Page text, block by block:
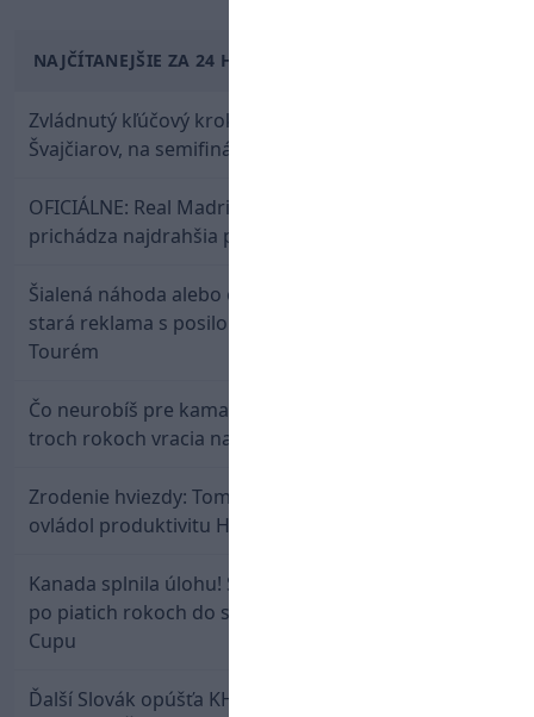
NAJČÍTANEJŠIE ZA 24 HODÍN
Zvládnutý kľúčový krok! Osemnástka zdolala
Švajčiarov, na semifinále potrebuje pomoc favorita
OFICIÁLNE: Real Madrid rozbil bank. Z Lipska
prichádza najdrahšia posila v klubovej histórii
Šialená náhoda alebo osud? Našla sa 11 rokov
stará reklama s posilou Slovana a trénerom
Tourém
Čo neurobíš pre kamaráta! Marián Hossa sa po
troch rokoch vracia na ľad
Zrodenie hviezdy: Tomáš Selič zničil Švajčiarov a
ovládol produktivitu Hlinka Gretzky Cupu
Kanada splnila úlohu! Slovenská osemnástka mieri
po piatich rokoch do semifinále Hlinka Gretzky
Cupu
Ďalší Slovák opúšťa KHL. Patrik Rybár sa dohodol